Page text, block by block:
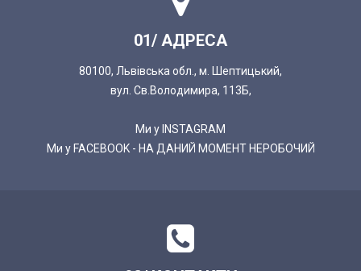
01/ АДРЕСА
80100, Львівська обл., м. Шептицький,
вул. Св.Володимира, 113Б,
Ми у INSTAGRAM
Ми у FACEBOOK - НА ДАНИЙ МОМЕНТ НЕРОБОЧИЙ